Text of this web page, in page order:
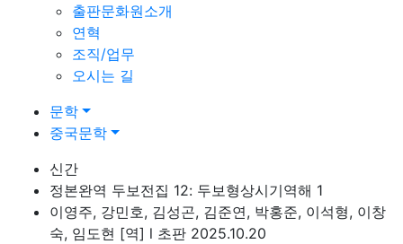
출판문화원소개
연혁
조직/업무
오시는 길
문학
중국문학
신간
정본완역 두보전집 12: 두보형상시기역해 1
이영주, 강민호, 김성곤, 김준연, 박홍준, 이석형, 이창
숙, 임도현 [역] l 초판 2025.10.20